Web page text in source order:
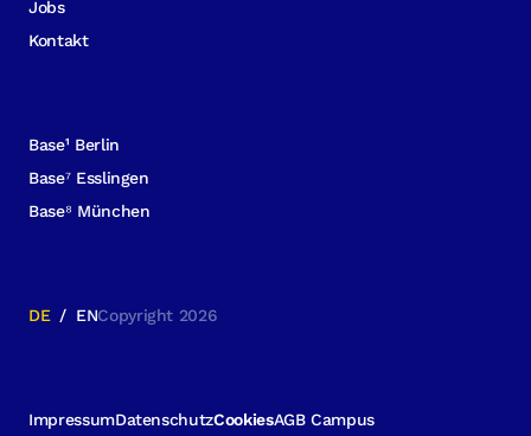
Jobs
Kontakt
Base¹ Berlin
Base⁷ Esslingen
Base⁸ München
DE / ENCopyright 2026
ImpressumDatenschutzCookiesAGB Campus